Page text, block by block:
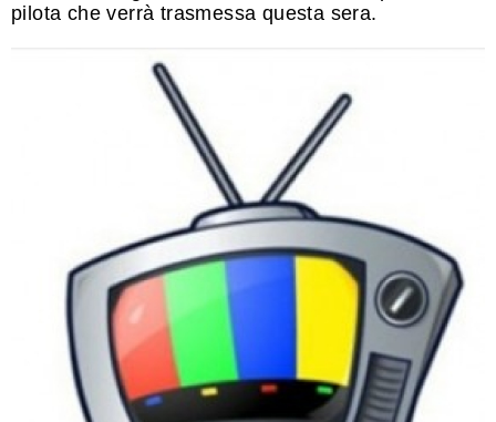
pilota che verrà trasmessa questa sera.